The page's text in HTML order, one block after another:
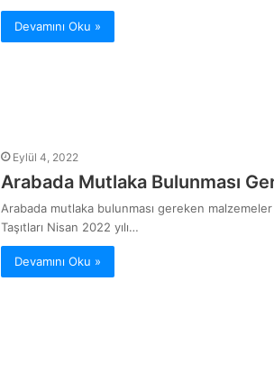
Devamını Oku »
Eylül 4, 2022
Arabada Mutlaka Bulunması
Arabada mutlaka bulunması gereken
Taşıtları Nisan 2022 yılı…
Devamını Oku »